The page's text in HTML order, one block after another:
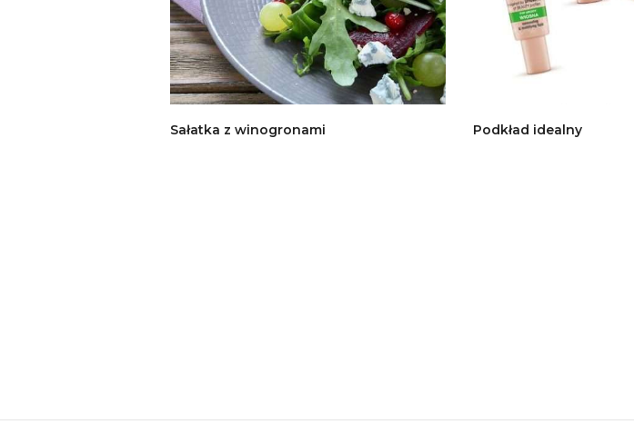
Sałatka z winogronami Podkład idealny